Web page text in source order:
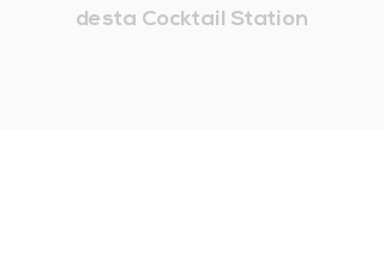
desta Cocktail Station